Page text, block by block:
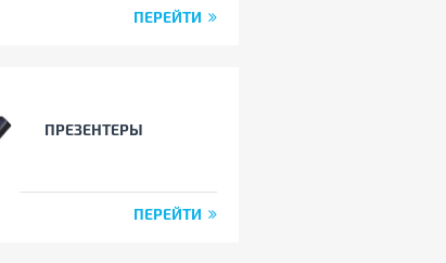
ПЕРЕЙТИ
ПРЕЗЕНТЕРЫ
ПЕРЕЙТИ